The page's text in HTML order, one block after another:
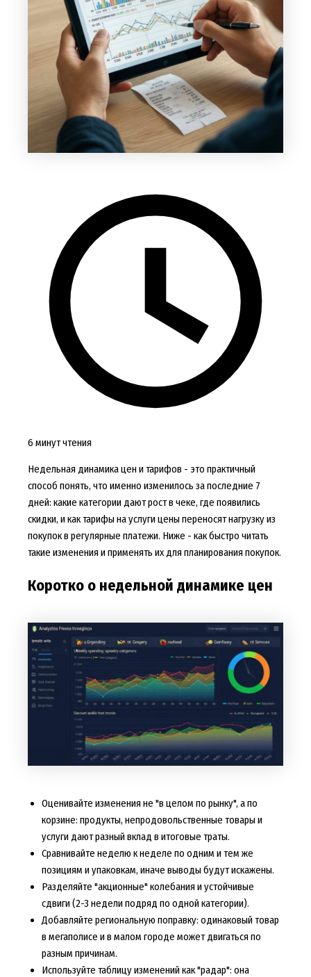
6 минут чтения
Недельная динамика цен и тарифов - это практичный
способ понять, что именно изменилось за последние 7
дней: какие категории дают рост в чеке, где появились
скидки, и как тарифы на услуги цены переносят нагрузку из
покупок в регулярные платежи. Ниже - как быстро читать
такие изменения и применять их для планирования покупок.
Коротко о недельной динамике цен
Оценивайте изменения не "в целом по рынку", а по
корзине: продукты, непродовольственные товары и
услуги дают разный вклад в итоговые траты.
Сравнивайте неделю к неделе по одним и тем же
позициям и упаковкам, иначе выводы будут искажены.
Разделяйте "акционные" колебания и устойчивые
сдвиги (2-3 недели подряд по одной категории).
Добавляйте региональную поправку: одинаковый товар
в мегаполисе и в малом городе может двигаться по
разным причинам.
Используйте таблицу изменений как "радар": она